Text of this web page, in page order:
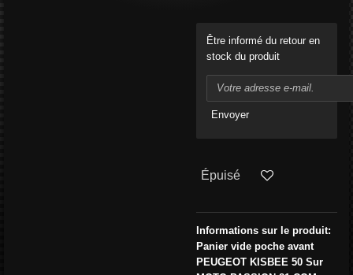
Être informé du retour en
stock du produit
Envoyer
Épuisé
Informations sur le produit:
Panier vide poche avant
PEUGEOT KISBEE 50 Sur